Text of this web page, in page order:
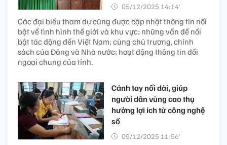
05/12/2025 14:14’
Các đại biểu tham dự cũng được cập nhật thông tin nổi
bật về tình hình thế giới và khu vực; những vấn đề nổi
bật tác động đến Việt Nam; cùng chủ trương, chính
sách của Đảng và Nhà nước; hoạt động thông tin đối
ngoại chung của tỉnh.
Cánh tay nối dài, giúp
người dân vùng cao thụ
hưởng lợi ích từ công nghệ
số
05/12/2025 11:56’